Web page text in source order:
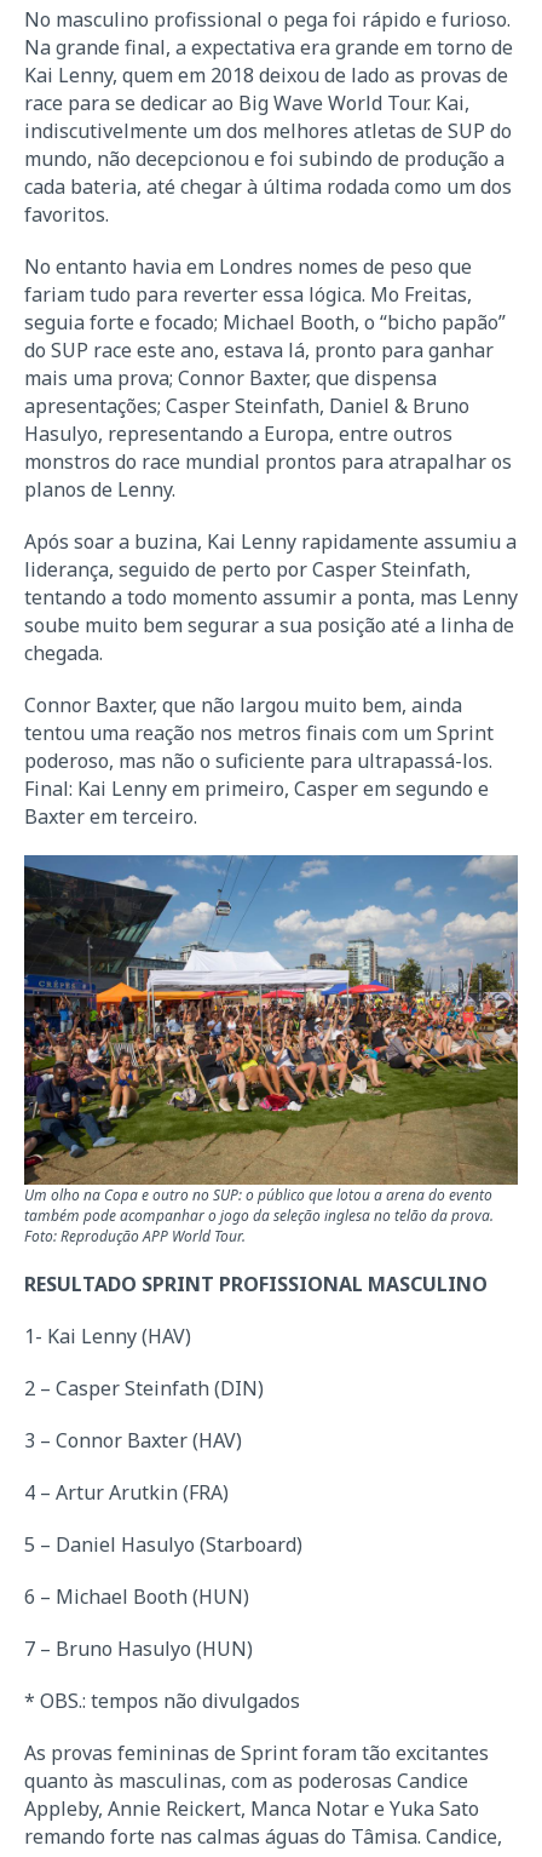
No masculino profissional o pega foi rápido e furioso.
Na grande final, a expectativa era grande em torno de
Kai Lenny, quem em 2018 deixou de lado as provas de
race para se dedicar ao Big Wave World Tour. Kai,
indiscutivelmente um dos melhores atletas de SUP do
mundo, não decepcionou e foi subindo de produção a
cada bateria, até chegar à última rodada como um dos
favoritos.
No entanto havia em Londres nomes de peso que
fariam tudo para reverter essa lógica. Mo Freitas,
seguia forte e focado; Michael Booth, o “bicho papão”
do SUP race este ano, estava lá, pronto para ganhar
mais uma prova; Connor Baxter, que dispensa
apresentações; Casper Steinfath, Daniel & Bruno
Hasulyo, representando a Europa, entre outros
monstros do race mundial prontos para atrapalhar os
planos de Lenny.
Após soar a buzina, Kai Lenny rapidamente assumiu a
liderança, seguido de perto por Casper Steinfath,
tentando a todo momento assumir a ponta, mas Lenny
soube muito bem segurar a sua posição até a linha de
chegada.
Connor Baxter, que não largou muito bem, ainda
tentou uma reação nos metros finais com um Sprint
poderoso, mas não o suficiente para ultrapassá-los.
Final: Kai Lenny em primeiro, Casper em segundo e
Baxter em terceiro.
Um olho na Copa e outro no SUP: o público que lotou a arena do evento
também pode acompanhar o jogo da seleção inglesa no telão da prova.
Foto: Reprodução APP World Tour.
RESULTADO SPRINT PROFISSIONAL MASCULINO
1- Kai Lenny (HAV)
2 – Casper Steinfath (DIN)
3 – Connor Baxter (HAV)
4 – Artur Arutkin (FRA)
5 – Daniel Hasulyo (Starboard)
6 – Michael Booth (HUN)
7 – Bruno Hasulyo (HUN)
* OBS.: tempos não divulgados
As provas femininas de Sprint foram tão excitantes
quanto às masculinas, com as poderosas Candice
Appleby, Annie Reickert, Manca Notar e Yuka Sato
remando forte nas calmas águas do Tâmisa. Candice,